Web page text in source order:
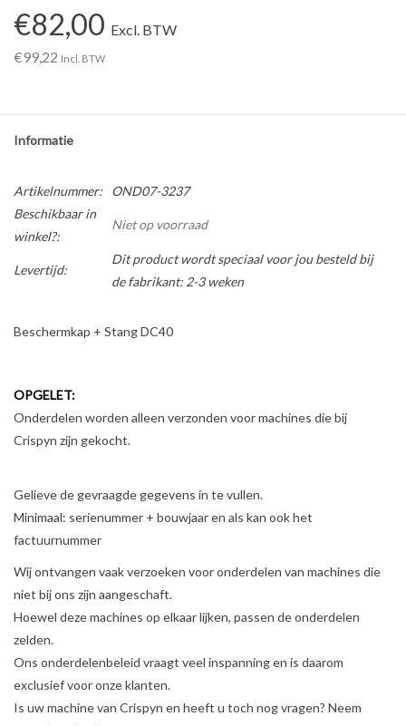
€82,00 Excl. BTW
€99,22 Incl. BTW
Informatie
Artikelnummer:
OND07-3237
Beschikbaar in
winkel?:
Niet op voorraad
Levertijd:
Dit product wordt speciaal voor jou besteld bij
de fabrikant: 2-3 weken
Beschermkap + Stang DC40
OPGELET:
Onderdelen worden alleen verzonden voor machines die bij
Crispyn zijn gekocht.
Gelieve de gevraagde gegevens in te vullen.
Minimaal: serienummer + bouwjaar en als kan ook het
factuurnummer
Wij ontvangen vaak verzoeken voor onderdelen van machines die
niet bij ons zijn aangeschaft.
Hoewel deze machines op elkaar lijken, passen de onderdelen
zelden.
Ons onderdelenbeleid vraagt veel inspanning en is daarom
exclusief voor onze klanten.
Is uw machine van Crispyn en heeft u toch nog vragen? Neem